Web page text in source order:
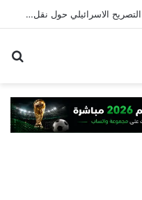
تقدير موقف استراتيجي | قراءة في التصريح الاسرائيلي حول نقل المفاوضات مع لبنان من واشنطن الى روما